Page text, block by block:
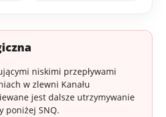
niskimi przepływami
w zlewni Kanału
jest dalsze utrzymywanie
poniżej SNQ.